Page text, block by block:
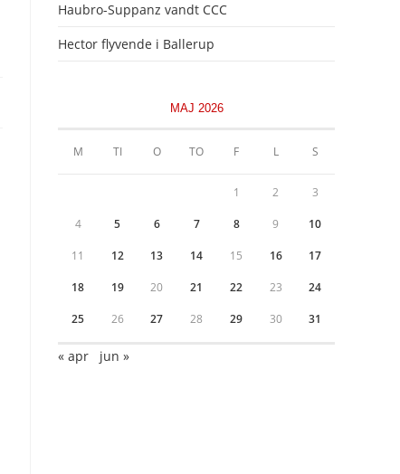
Haubro-Suppanz vandt CCC
Hector flyvende i Ballerup
MAJ 2026
M TI O TO F L S
1 2 3
4 5 6 7 8 9 10
11 12 13 14 15 16 17
18 19 20 21 22 23 24
25 26 27 28 29 30 31
« apr jun »